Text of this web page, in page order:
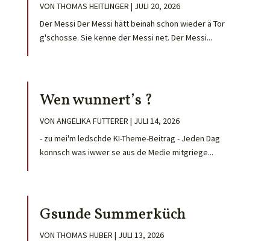
VON THOMAS HEITLINGER | JULI 20, 2026
Der Messi Der Messi hätt beinah schon wieder ä Tor
g'schosse. Sie kenne der Messi net. Der Messi...
Wen wunnert’s ?
VON ANGELIKA FUTTERER | JULI 14, 2026
- zu mei'm ledschde KI-Theme-Beitrag - Jeden Dag
konnsch was iwwer se aus de Medie mitgriege...
Gsunde Summerküch
VON THOMAS HUBER | JULI 13, 2026